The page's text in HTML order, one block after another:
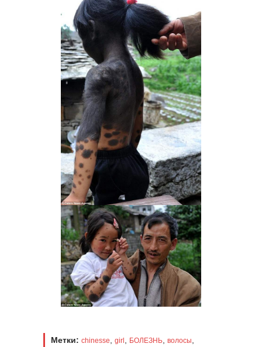
Метки: chinesse girl БОЛЕЗНЬ волосы